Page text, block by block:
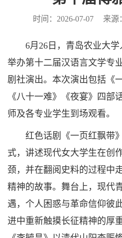
时间：2026-07-07 来源：
6月26日，青岛农业大
举办第十二届汉语言文学专
剧社演出。本次演出包括《
《八十一难》《夜宴》四部
师及各专业学生到场观看。
红色话剧《一页红飘带
式，讲述现代女大学生在创
颈，并在翻阅史料的过程中
精神的故事。舞台上，现代
遇，个人困惑与革命信仰彼
进中重新触摸长征精神的厚